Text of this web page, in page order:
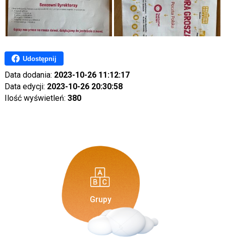
Udostępnij
Data dodania: 2023-10-26 11:12:17
Data edycji: 2023-10-26 20:30:58
Ilość wyświetleń: 380
Grupy